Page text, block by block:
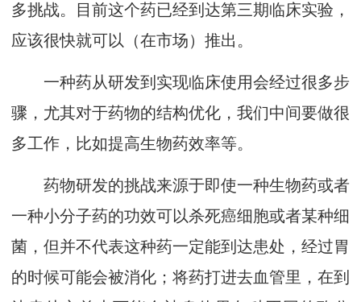
多挑战。目前这个药已经到达第三期临床实验，
应该很快就可以（在市场）推出。
一种药从研发到实现临床使用会经过很多步
骤，尤其对于药物的结构优化，我们中间要做很
多工作，比如提高生物药效率等。
药物研发的挑战来源于即使一种生物药或者
一种小分子药的功效可以杀死癌细胞或者某种细
菌，但并不代表这种药一定能到达患处，经过胃
的时候可能会被消化；将药打进去血管里，在到